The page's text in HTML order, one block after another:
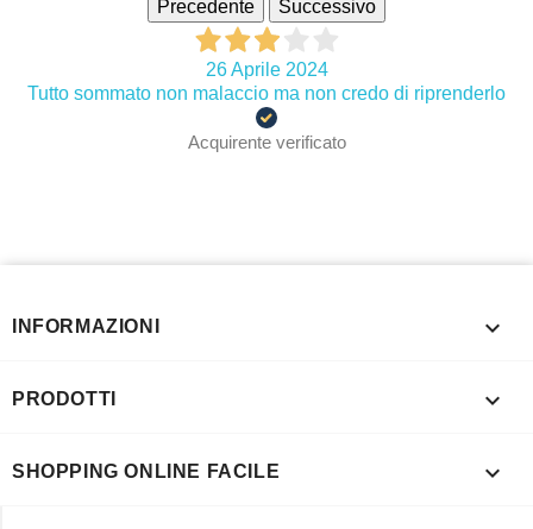
Precedente
Successivo
26 Aprile 2024
Tutto sommato non malaccio ma non credo di riprenderlo
Acquirente verificato
INFORMAZIONI 
PRODOTTI 
SHOPPING ONLINE FACILE 